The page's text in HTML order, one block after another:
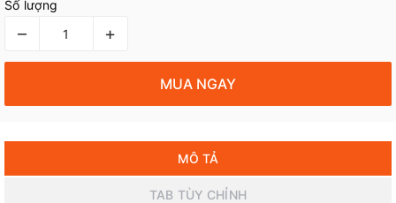
Số lượng
– +
MUA NGAY
MÔ TẢ
TAB TÙY CHỈNH